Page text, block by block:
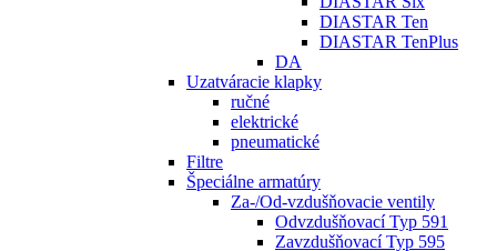
DIASTAR Ten
DIASTAR TenPlus
DA
Uzatváracie klapky
ručné
elektrické
pneumatické
Filtre
Špeciálne armatúry
Za-/Od-vzdušňovacie ventily
Odvzdušňovací Typ 591
Zavzdušňovací Typ 595